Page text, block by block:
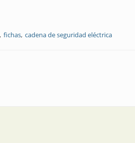
fichas cadena de seguridad eléctrica